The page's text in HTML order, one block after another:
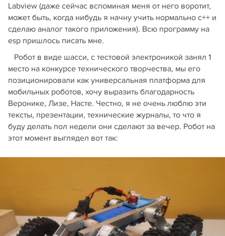
Labview (даже сейчас вспоминая меня от него воротит,
может быть, когда нибудь я начну учить нормально с++ и
сделаю аналог такого приложения). Всю программу на
esp пришлось писать мне.
Робот в виде шасси, с тестовой электроникой занял 1
место на конкурсе технического творчества, мы его
позиционировали как универсальная платформа для
мобильных роботов, хочу выразить благодарность
Веронике, Лизе, Насте. Честно, я не очень люблю эти
тексты, презентации, технические журналы, то что я
буду делать пол недели они сделают за вечер. Робот на
этот момент выглядел вот так: